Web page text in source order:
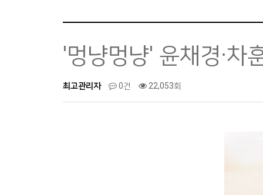
'멍냥멍냥' 윤채경·차
최고관리자 0건 22,053회